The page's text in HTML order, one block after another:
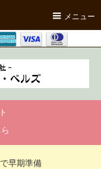
メニュー
早期準備